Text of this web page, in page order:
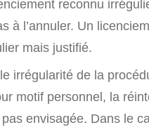
reconnu
à l’annuler. Un
mais justifié.
irrégularité de la
motif personnel, la
pas envisagée. Dans le